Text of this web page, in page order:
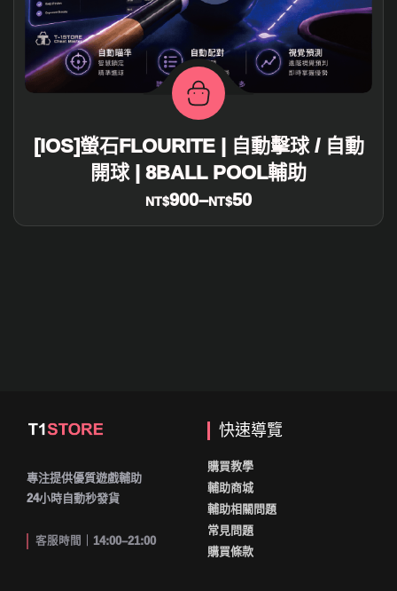
[IOS]螢石FLOURITE | 自動擊球 / 自動
開球 | 8BALL POOL輔助
NT$50
–
NT$900
專注提供優質遊戲輔助
24小時自動秒發貨
客服時間｜14:00–21:00
快速導覽
購買教學
輔助商城
輔助相關問題
常見問題
購買條款